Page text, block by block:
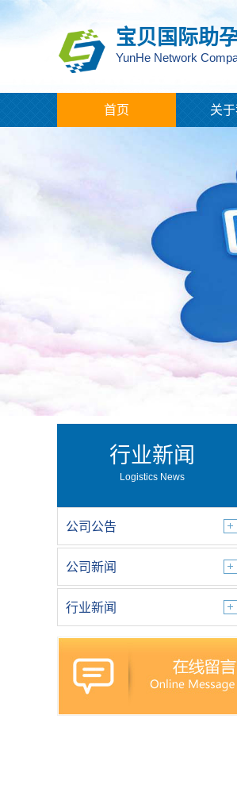
宝贝国际助
YunHe Network
首页 关于
行业新闻
Logistics News
公司公告
公司新闻
行业新闻